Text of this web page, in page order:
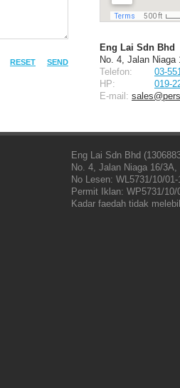
RESET SEND
Eng Lai Sdn Bhd
No. 4, Jalan
Telefon:
03-
HP:
019-
E-mail:
Eng Lai Sdn Bhd
No. 4, Jalan Niaga 16/
No Lesen: WL5731/10/
Permit Iklan: WP5731/
Kadar faedah tidak